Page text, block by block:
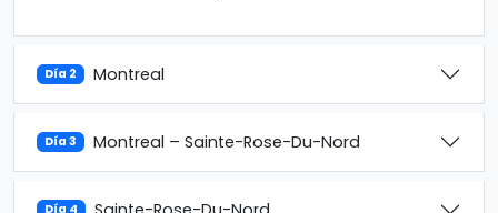
Día 2 Montreal
Día 3 Montreal – Sainte-Rose-Du-Nord
Día 4